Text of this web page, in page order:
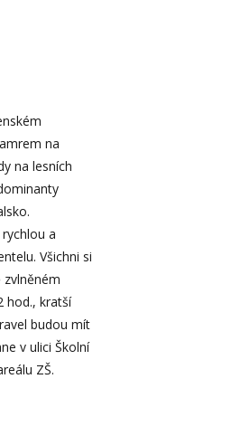
na
na lesních
a
Všichni si
hod., kratší
budou mít
v ulici Školní
ZŠ.